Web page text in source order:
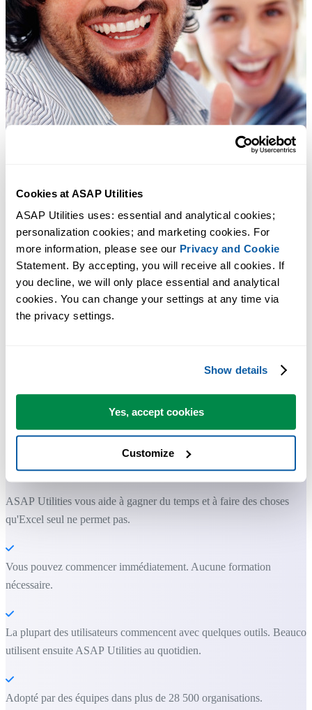
Cookies at ASAP Utilities
ASAP Utilities uses: essential and analytical cookies;
personalization cookies; and marketing cookies. For
more information, please see our Privacy and Cookie
Statement. By accepting, you will receive all cookies. If
you decline, we will only place essential and analytical
cookies. You can change your settings at any time via
the privacy settings.
Show details
Yes, accept cookies
Customize
Des outils pratiques que beaucoup d'utilisateurs d'Excel aimeraient
avoir directement dans Excel.
Gagnez du temps dans Excel. Tout
simplement.
ASAP Utilities vous aide à gagner du temps et à faire des choses
qu'Excel seul ne permet pas.
Vous pouvez commencer immédiatement. Aucune formation
nécessaire.
La plupart des utilisateurs commencent avec quelques outils.
utilisent ensuite ASAP Utilities au quotidien.
Adopté par des équipes dans plus de 28 500 organisations.